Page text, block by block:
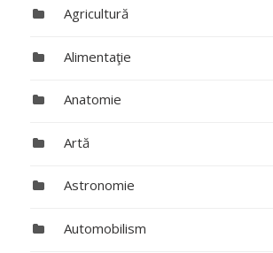
Agricultură
Alimentaţie
Anatomie
Artă
Astronomie
Automobilism